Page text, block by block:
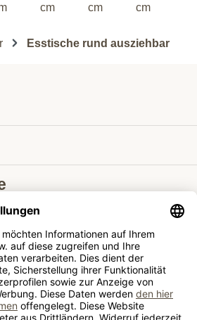
cm
cm
cm
Esstische rund ausziehbar